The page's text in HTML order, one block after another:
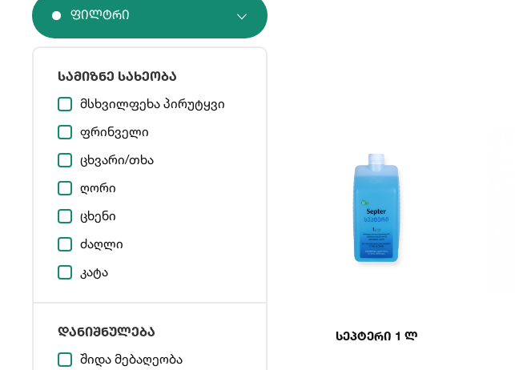
Ფილტრი
სამიზნე სახეობა
მსხვილფეხა პირუტყვი
ფრინველი
ცხვარი/თხა
ღორი
ცხენი
ძაღლი
კატა
დანიშნულება
შიდა მებაღეობა
Სეპტერი 1 Ლ